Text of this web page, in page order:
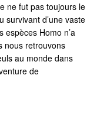
ne fut pas toujours le
survivant d’une vaste
espèces Homo n’a
nous retrouvons
au monde dans
de